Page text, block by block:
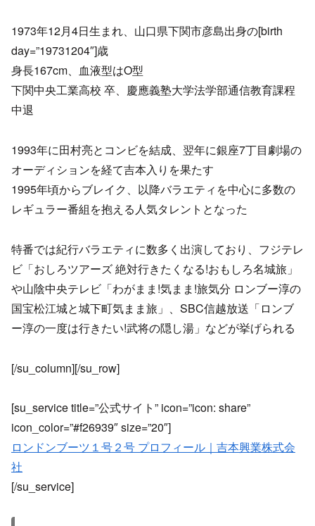
1973年12月4日生まれ、山口県下関市彦島出身の[birth
day=”19731204″]歳
身長167cm、血液型はO型
下関中央工業高校 卒、慶應義塾大学法学部通信教育課程
中退
1993年に田村亮とコンビを結成、翌年に銀座7丁目劇場の
オーディションを経て吉本入りを果たす
1995年頃からブレイク、以降バラエティを中心に多数の
レギュラー番組を抱える人気タレントとなった
特番では紀行バラエティに数多く出演しており、フジテレ
ビ「おしろツアーズ 絶対行きたくなる!おもしろ名城旅」
や山陰中央テレビ「わがまま!気まま!旅気分 ロンブー淳の
国宝松江城と城下町気まま旅」、SBC信越放送「ロンブ
ー淳の一度は行きたい!武将の隠し湯」などが挙げられる
[/su_column][/su_row]
[su_service title=”公式サイト” icon=”icon: share”
icon_color=”#f26939″ size=”20″]
ロンドンブーツ１号２号 プロフィール｜吉本興業株式会
社
[/su_service]